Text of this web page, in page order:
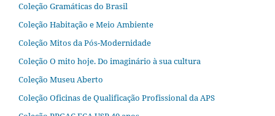
Coleção Gramáticas do Brasil
Coleção Habitação e Meio Ambiente
Coleção Mitos da Pós-Modernidade
Coleção O mito hoje. Do imaginário à sua cultura
Coleção Museu Aberto
Coleção Oficinas de Qualificação Profissional da APS